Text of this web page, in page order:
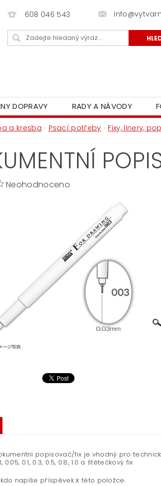
608 046 543
DOPRAVY RADY A NÁVODY
a kresba Psací potřeby Fixy, linery,
Neohodnoceno
popisovač/fix je vhodný pro
0.05, 0.1, 0.3, 0.5, 0.8, 1.0 a štětečkový fix
napíše příspěvek k této položce.